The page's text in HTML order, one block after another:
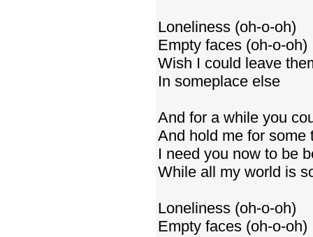
Loneliness (oh-o-oh)
Empty faces (oh-o-oh)
Wish I could leave
In someplace else
And for a while you
And hold me for some
I need you now to be
While all my world is
Loneliness (oh-o-oh)
Empty faces (oh-o-oh)